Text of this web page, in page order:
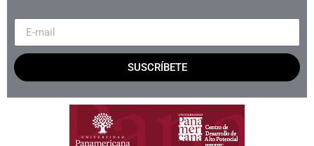
SUSCRÍBETE